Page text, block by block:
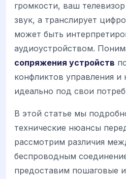
громкости, ваш
звук, а транслирует
может быть
аудиоустройством.
сопряжения устройств
конфликтов управления и
идеально под свои
В этой статье мы
технические нюансы
рассмотрим различия
беспроводным
предоставим пошаговые